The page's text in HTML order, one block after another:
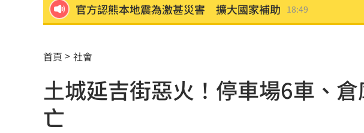
官方認熊本地震為激甚災害 擴大國家補助 18:49
美情報：普丁恐在今秋有限度攻擊北約盟國
阿部雄大合約到831 林威助曝有續留機會 18:45
首頁 社會
土城延吉街惡火！停車場6車、
亡